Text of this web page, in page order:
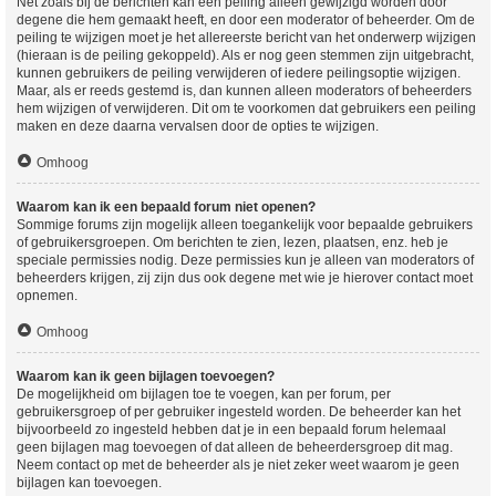
degene die hem gemaakt heeft, en door een moderator of beheerder. Om de
peiling te wijzigen moet je het allereerste bericht van het onderwerp wijzigen
(hieraan is de peiling gekoppeld). Als er nog geen stemmen zijn uitgebracht,
kunnen gebruikers de peiling verwijderen of iedere peilingsoptie wijzigen.
Maar, als er reeds gestemd is, dan kunnen alleen moderators of beheerders
hem wijzigen of verwijderen. Dit om te voorkomen dat gebruikers een peiling
maken en deze daarna vervalsen door de opties te wijzigen.
Omhoog
Waarom kan ik een bepaald forum niet openen?
Sommige forums zijn mogelijk alleen toegankelijk voor bepaalde gebruikers
of gebruikersgroepen. Om berichten te zien, lezen, plaatsen, enz. heb je
speciale permissies nodig. Deze permissies kun je alleen van moderators of
beheerders krijgen, zij zijn dus ook degene met wie je hierover contact moet
opnemen.
Omhoog
Waarom kan ik geen bijlagen toevoegen?
De mogelijkheid om bijlagen toe te voegen, kan per forum, per
gebruikersgroep of per gebruiker ingesteld worden. De beheerder kan het
bijvoorbeeld zo ingesteld hebben dat je in een bepaald forum helemaal
geen bijlagen mag toevoegen of dat alleen de beheerdersgroep dit mag.
Neem contact op met de beheerder als je niet zeker weet waarom je geen
bijlagen kan toevoegen.